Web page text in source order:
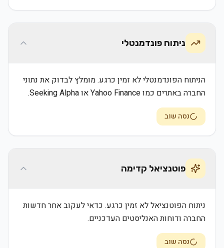
ניתוח פונדמנטלי
הניתוח הפונדמנטלי לא זמין כרגע. מומלץ לבדוק את נתוני
החברה באתרים כמו Yahoo Finance או Seeking Alpha.
נסה שוב
פוטנציאל קדימה
ניתוח הפוטנציאל לא זמין כרגע. כדאי לעקוב אחר חדשות
החברה ודוחות האנליסטים העדכניים.
נסה שוב